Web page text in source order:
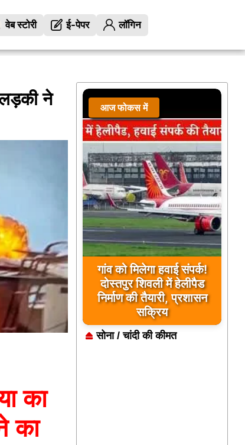
वेब स्टोरी ई-पेपर लॉगिन
लड़की ने
का
का
आज फोकस में
गांव को मिलेगा हवाई संपर्क!
दोस्तपुर शिवली में हेलीपैड
निर्माण की तैयारी, प्रशासन
सक्रिय
सोना / चांदी की कीमत